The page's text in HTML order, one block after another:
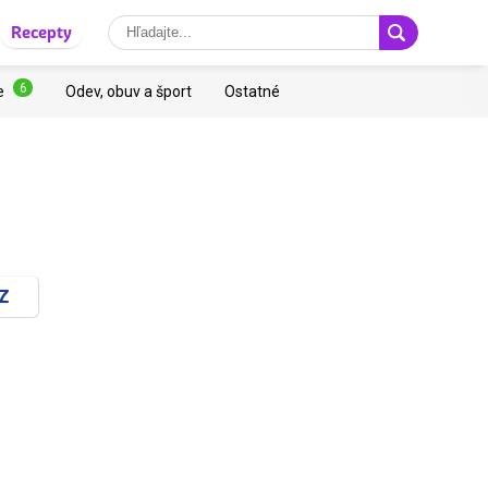
Recepty
6 Odev, obuv a šport Ostatné